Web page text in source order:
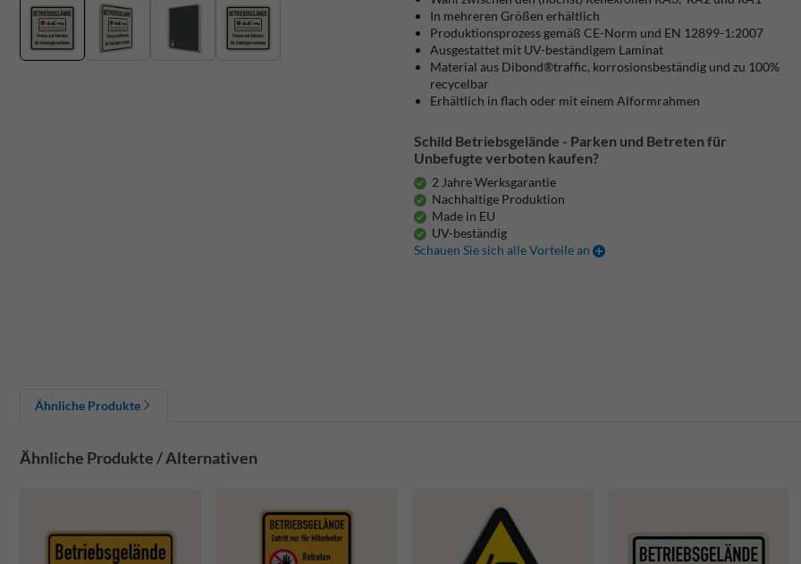
In mehreren Größen erhältlich
Produktionsprozess gemäß CE-Norm und EN 12899-1:2007
Ausgestattet mit UV-beständigem Laminat
Material aus Dibond®traffic, korrosionsbeständig und zu 100%
recycelbar
Erhältlich in flach oder mit einem Alformrahmen
Schild Betriebsgelände - Parken und Betreten für
Unbefugte verboten kaufen?
2 Jahre Werksgarantie
Nachhaltige Produktion
Made in EU
UV-beständig
Schauen Sie sich alle Vorteile an
Ähnliche Produkte
Ähnliche Produkte / Alternativen